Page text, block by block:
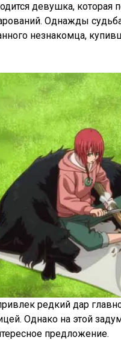
девушка, которая
Однажды
незнакомца,
редкий дар
Однако на этой
предложение.